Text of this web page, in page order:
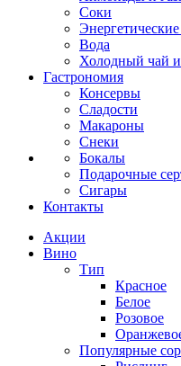
Соки
Вода
Холодный чай
Гастрономия
Консервы
Сладости
Макароны
Снеки
Бокалы
Подарочные
Сигары
Контакты
Акции
Вино
Тип
Красное
Белое
Розовое
Популярные